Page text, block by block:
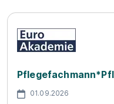
01.09.2026